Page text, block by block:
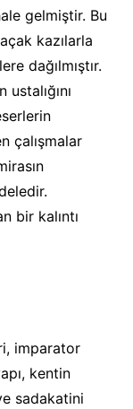
gelmiştir. Bu
kazılarla
dağılmıştır.
çalışmalar
bir kalıntı
imparator
kentin
sadakatini